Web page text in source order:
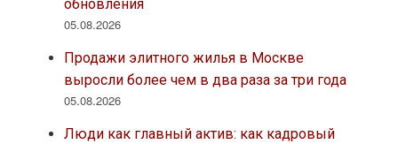
обновления
05.08.2026
Продажи элитного жилья в Москве
выросли более чем в два раза за три года
05.08.2026
Люди как главный актив: как кадровый